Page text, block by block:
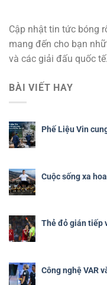
Cập nhật tin tức bóng
mang đến cho bạn
và các giải đấu quốc tế.
BÀI VIẾT HAY
Phế Liệu Vin
Cuộc sống xa
Thẻ đỏ gián tiếp
Công nghệ VAR